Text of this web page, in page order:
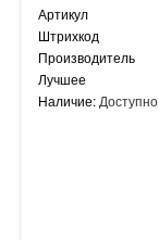
Артикул
Штрихкод
Производитель
Лучшее
Наличие: Доступно